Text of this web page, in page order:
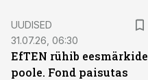
UUDISED
31.07.26, 06:30
EfTEN rühib eesmärkide
poole. Fond paisutas